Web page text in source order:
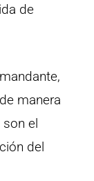
de
manera
el
del